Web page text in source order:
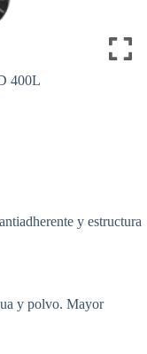
400L
y estructura
y polvo. Mayor